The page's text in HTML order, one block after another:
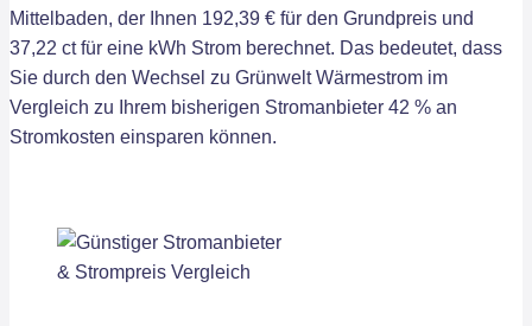
Mittelbaden, der Ihnen 192,39 € für den Grundpreis und
37,22 ct für eine kWh Strom berechnet. Das bedeutet, dass
Sie durch den Wechsel zu Grünwelt Wärmestrom im
Vergleich zu Ihrem bisherigen Stromanbieter 42 % an
Stromkosten einsparen können.